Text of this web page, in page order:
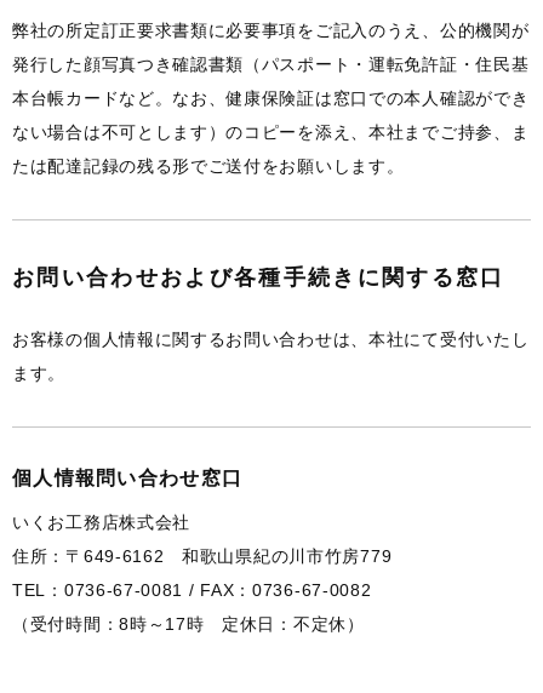
弊社の所定訂正要求書類に必要事項をご記入のうえ、公的機関が
発行した顔写真つき確認書類（パスポート・運転免許証・住民基
本台帳カードなど。なお、健康保険証は窓口での本人確認ができ
ない場合は不可とします）のコピーを添え、本社までご持参、ま
たは配達記録の残る形でご送付をお願いします。
お問い合わせおよび各種手続きに関する窓口
お客様の個人情報に関するお問い合わせは、本社にて受付いたし
ます。
個人情報問い合わせ窓口
いくお工務店株式会社
住所：〒649-6162 和歌山県紀の川市竹房779
TEL：0736-67-0081 / FAX：0736-67-0082
（受付時間：8時～17時 定休日：不定休）